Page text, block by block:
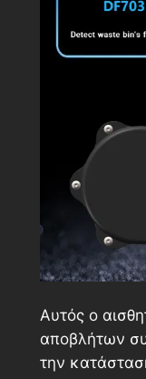
Αυτός ο
αποβλήτων
την